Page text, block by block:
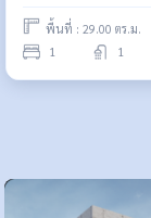
พื้นที่ : 29.00 ตร.ม.
1 1